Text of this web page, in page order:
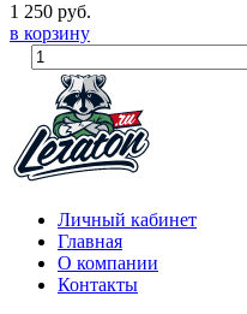
1 250 руб.
в корзину
Личный кабинет
Главная
О компании
Контакты